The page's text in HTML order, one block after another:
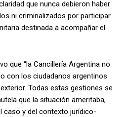
que nunca debieron haber
ni criminalizados por participar
destinada a acompañar el
que “la Cancillería Argentina no
con los ciudadanos argentinos
Todas estas gestiones se
que la situación ameritaba,
caso y del contexto jurídico-